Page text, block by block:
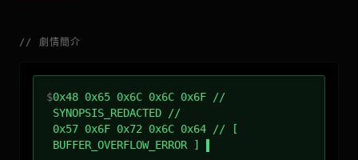
// 劇情簡介
$0x48 0x65 0x6C 0x6C 0x6F //
SYNOPSIS_REDACTED //
0x57 0x6F 0x72 0x6C 0x64 // [
BUFFER_OVERFLOW_ERROR ]